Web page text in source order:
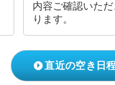
内容ご確認いた
ります。
直近の空き日